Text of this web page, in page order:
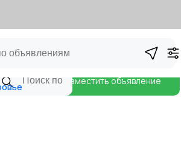
Разместить объявление